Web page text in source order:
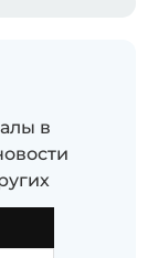
в